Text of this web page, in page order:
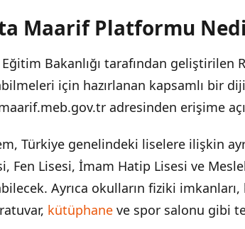
Maarif Platformu
Bakanlığı tarafından
için hazırlanan kapsamlı bir
adresinden erişime
Türkiye genelindeki liselere ilişkin
Fen Lisesi, İmam Hatip Lisesi ve
Ayrıca okulların fiziki
kütüphane ve spor salonu gibi